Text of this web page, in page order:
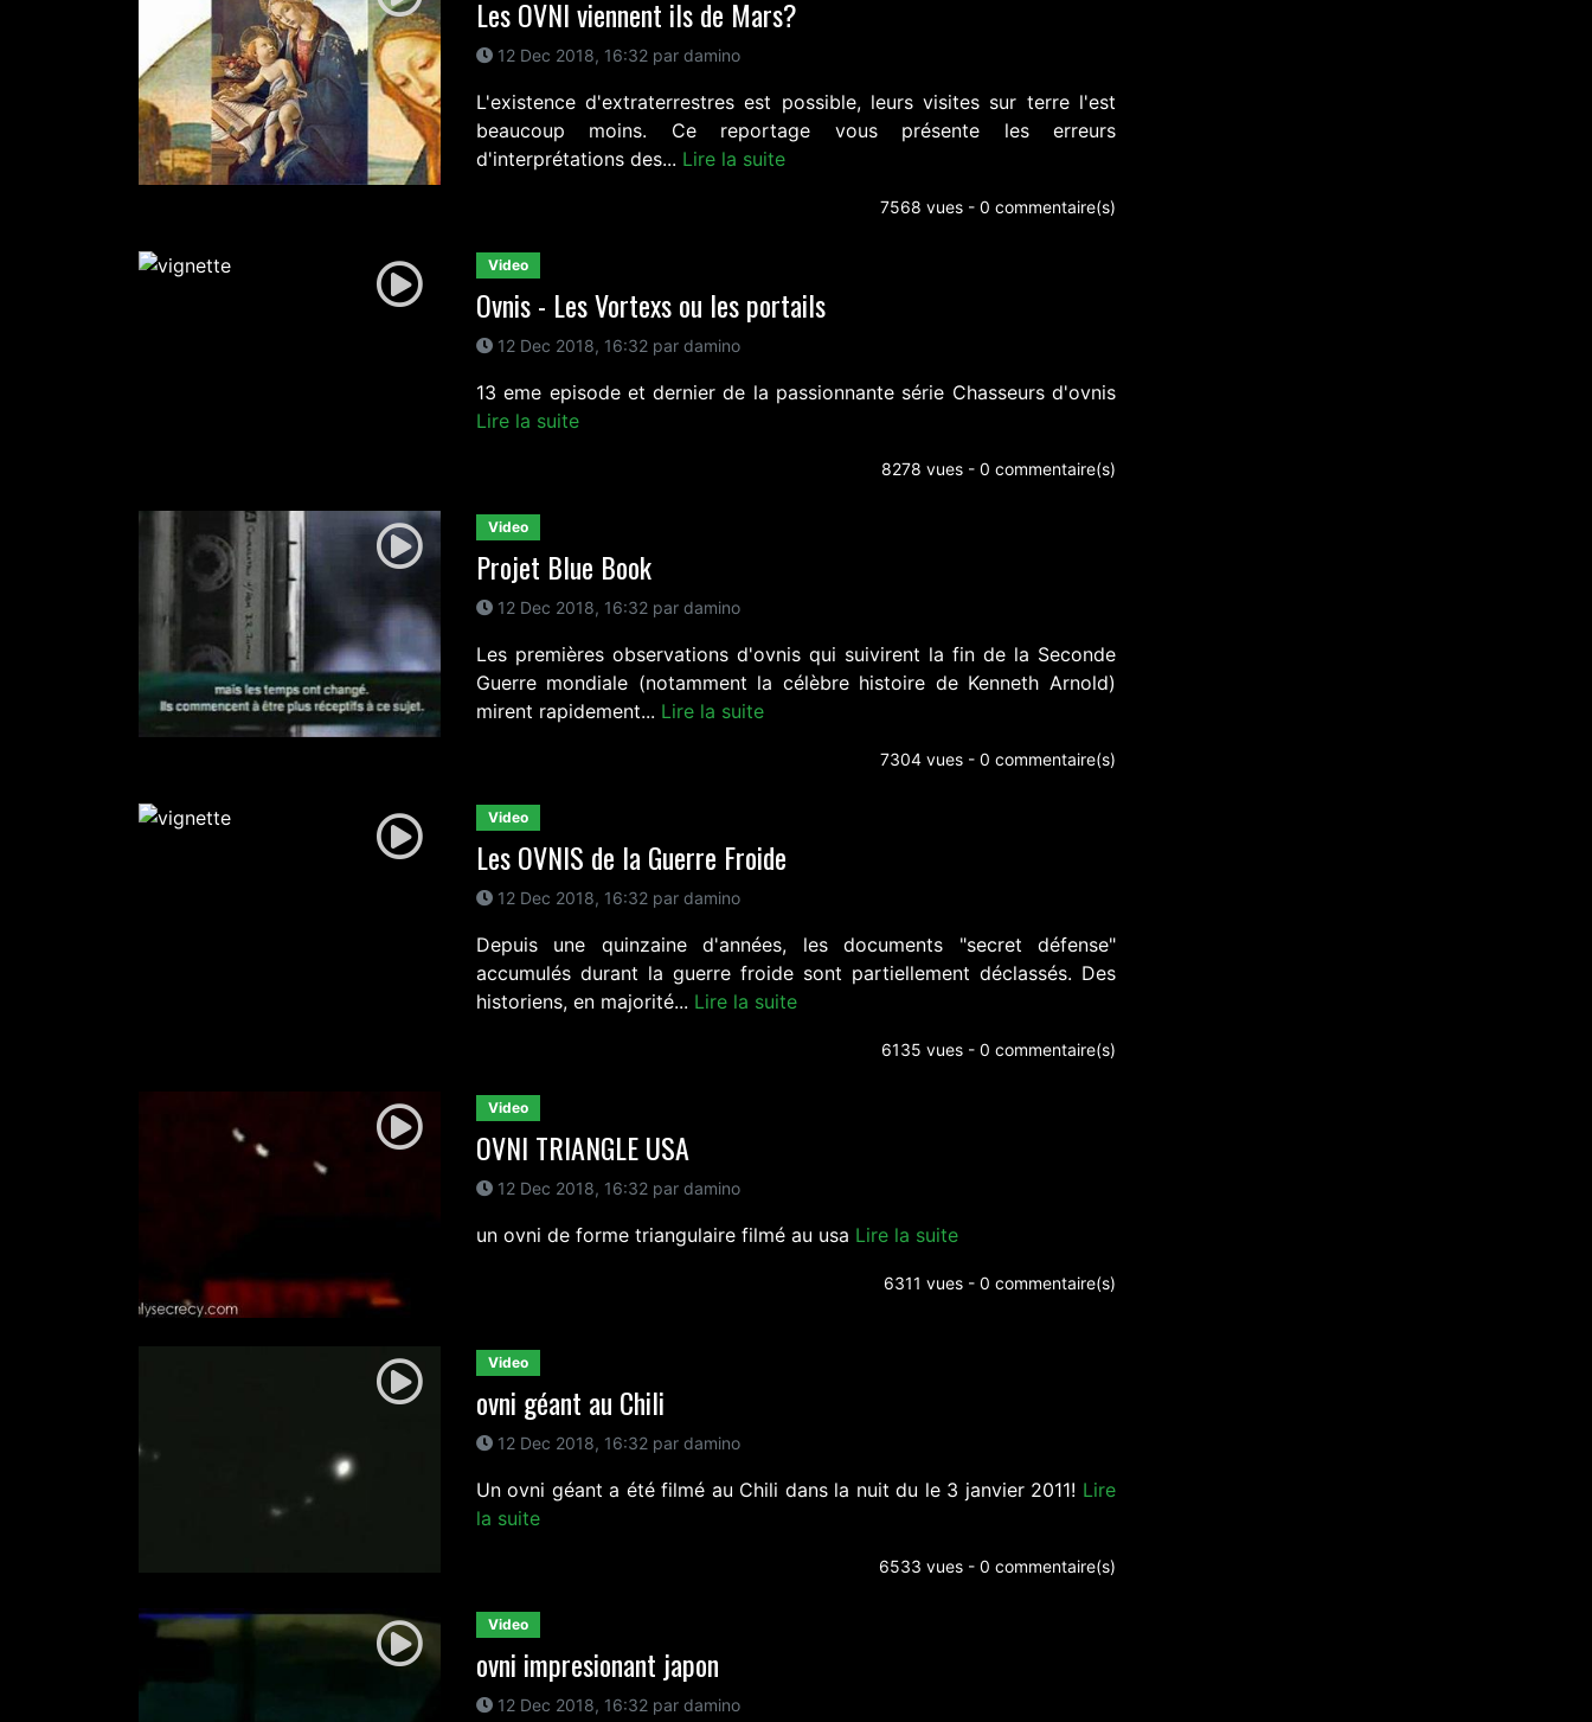
Les OVNI viennent ils de Mars?
12 Dec 2018, 16:32 par damino
L'existence d'extraterrestres est possible, leurs visites sur terre l'est
beaucoup moins. Ce reportage vous présente les erreurs
d'interprétations des... Lire la suite
7568 vues - 0 commentaire(s)
Video
Ovnis - Les Vortexs ou les portails
12 Dec 2018, 16:32 par damino
13 eme episode et dernier de la passionnante série Chasseurs d'ovnis
Lire la suite
8278 vues - 0 commentaire(s)
Video
Projet Blue Book
12 Dec 2018, 16:32 par damino
Les premières observations d'ovnis qui suivirent la fin de la Seconde
Guerre mondiale (notamment la célèbre histoire de Kenneth Arnold)
mirent rapidement... Lire la suite
7304 vues - 0 commentaire(s)
Video
Les OVNIS de la Guerre Froide
12 Dec 2018, 16:32 par damino
Depuis une quinzaine d'années, les documents "secret défense"
accumulés durant la guerre froide sont partiellement déclassés. Des
historiens, en majorité... Lire la suite
6135 vues - 0 commentaire(s)
Video
OVNI TRIANGLE USA
12 Dec 2018, 16:32 par damino
un ovni de forme triangulaire filmé au usa Lire la suite
6311 vues - 0 commentaire(s)
Video
ovni géant au Chili
12 Dec 2018, 16:32 par damino
Un ovni géant a été filmé au Chili dans la nuit du le 3 janvier 2011! Lire
la suite
6533 vues - 0 commentaire(s)
Video
ovni impresionant japon
12 Dec 2018, 16:32 par damino